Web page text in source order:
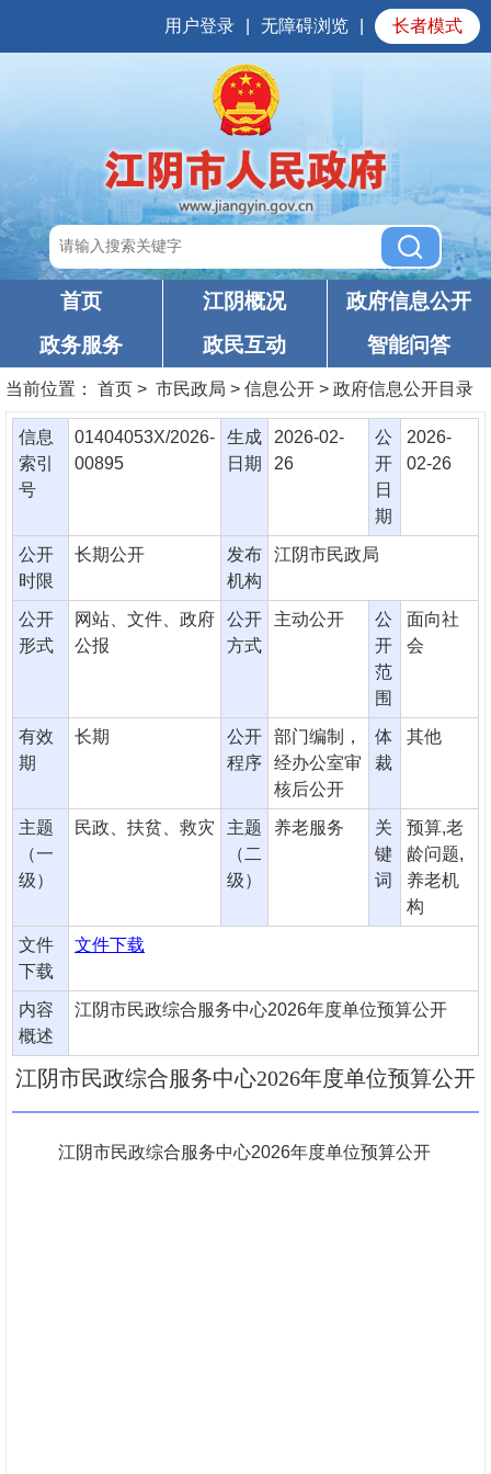
用户登录 无障碍浏览 长者模式
首页 江阴概况
政府信息公开
政务服务
政民互动 智能问答
当前位置： 首页 > 市民政局 > 信息公开 > 政府信息公开目录
信息
索引
号
01404053X/2026-
00895
生成
日期
2026-02-
26
公
开
日
期
2026-
02-26
公开
时限
长期公开
发布
机构
江阴市民政局
公开
形式
网站、文件、政府
公报
公开
方式
主动公开
公
开
范
围
面向社
会
有效
期
长期
公开
程序
部门编制，
经办公室审
核后公开
体
裁
其他
主题
（一
级）
民政、扶贫、救灾
主题
（二
级）
养老服务
关
键
词
预算,老
龄问题,
养老机
构
文件
下载
文件下载
内容
概述
江阴市民政综合服务中心2026年度单位预算公开
江阴市民政综合服务中心2026年度单位预算公开
江阴市民政综合服务中心2026年度单位预算公开